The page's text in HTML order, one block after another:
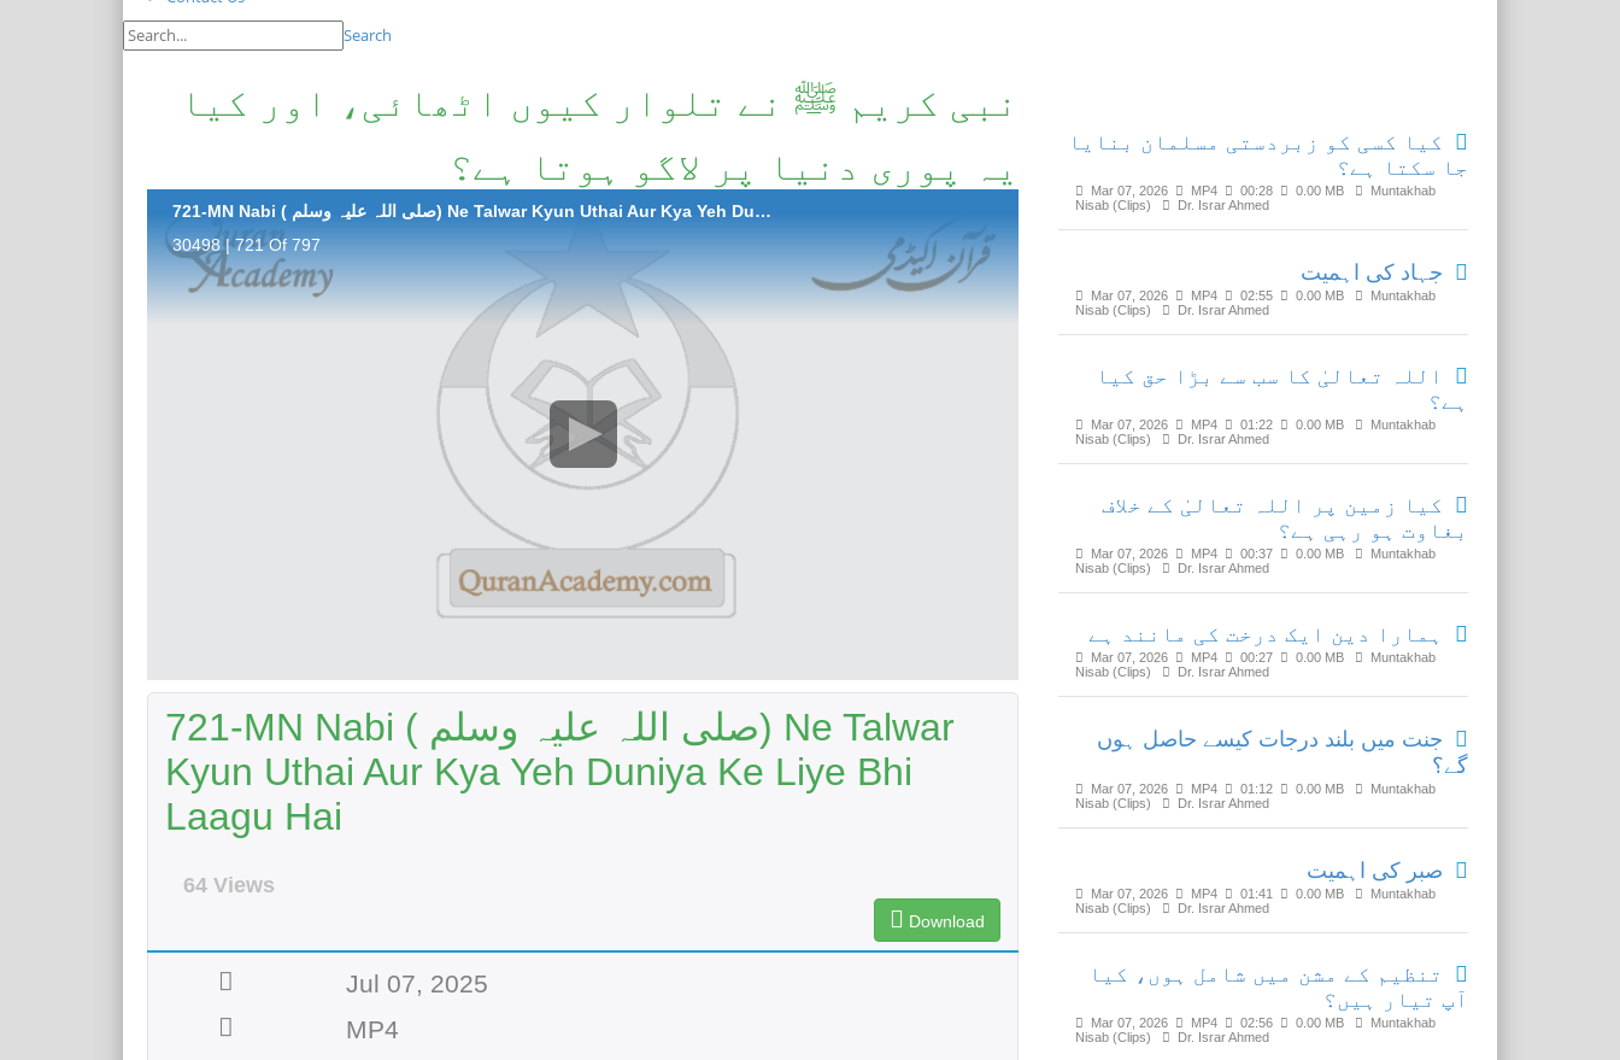
Search
نبی کریم ﷺ نے تلوار کیوں اٹھائی، اور کیا
یہ پوری دنیا پر لاگو ہوتا ہے؟
721-MN Nabi ( صلی اللہ علیہ وسلم) Ne Talwar Kyun Uthai Aur Kya Yeh Duniya Ke Liye Bhi Laagu Hai
30498 | 721 Of 797
721-MN Nabi ( صلی اللہ علیہ وسلم) Ne Talwar
Kyun Uthai Aur Kya Yeh Duniya Ke Liye Bhi
Laagu Hai
64 Views
Download
Jul 07, 2025
MP4
کیا کسی کو زبردستی مسلمان بنایا
جا سکتا ہے؟
Mar 07, 2026 MP4 00:28 0.00 MB
Muntakhab
Nisab (Clips)
Dr. Israr Ahmed
جہاد کی اہمیت
Mar 07, 2026 MP4 02:55 0.00 MB
Muntakhab
Nisab (Clips)
Dr. Israr Ahmed
اللہ تعالیٰ کا سب سے بڑا حق کیا
ہے؟
Mar 07, 2026 MP4 01:22 0.00 MB
Muntakhab
Nisab (Clips)
Dr. Israr Ahmed
کیا زمین پر اللہ تعالیٰ کے خلاف
بغاوت ہو رہی ہے؟
Mar 07, 2026 MP4 00:37 0.00 MB
Muntakhab
Nisab (Clips)
Dr. Israr Ahmed
ہمارا دین ایک درخت کی مانند ہے
Mar 07, 2026 MP4 00:27 0.00 MB
Muntakhab
Nisab (Clips)
Dr. Israr Ahmed
جنت میں بلند درجات کیسے حاصل ہوں
گے؟
Mar 07, 2026 MP4 01:12 0.00 MB
Muntakhab
Nisab (Clips)
Dr. Israr Ahmed
صبر کی اہمیت
Mar 07, 2026 MP4 01:41 0.00 MB
Muntakhab
Nisab (Clips)
Dr. Israr Ahmed
تنظیم کے مشن میں شامل ہوں، کیا
آپ تیار ہیں؟
Mar 07, 2026 MP4 02:56 0.00 MB
Muntakhab
Nisab (Clips)
Dr. Israr Ahmed